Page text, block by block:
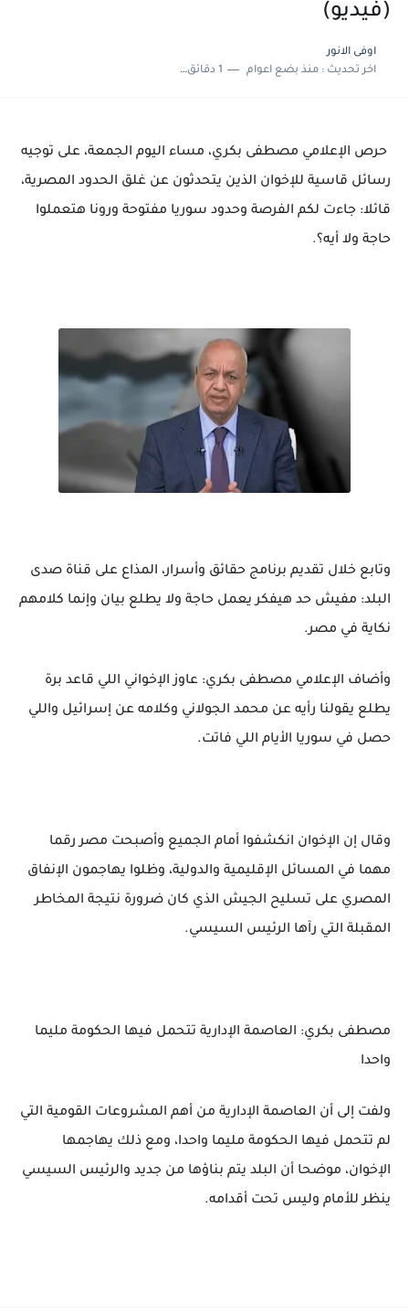
(فيديو)
اوفى الانور
اخر تحديث :منذ بضع اعوام 1 دقائق للقراءة
حرص الإعلامي مصطفى بكري، مساء اليوم الجمعة، على توجيه
رسائل قاسية للإخوان الذين يتحدثون عن غلق الحدود المصرية،
قائلا: جاءت لكم الفرصة وحدود سوريا مفتوحة ورونا هتعملوا
حاجة ولا أيه؟.
وتابع خلال تقديم برنامج حقائق وأسرار، المذاع على قناة صدى
البلد: مفيش حد هيفكر يعمل حاجة ولا يطلع بيان وإنما كلامهم
نكاية في مصر.
وأضاف الإعلامي مصطفى بكري: عاوز الإخواني اللي قاعد برة
يطلع يقولنا رأيه عن محمد الجولاني وكلامه عن إسرائيل واللي
حصل في سوريا الأيام اللي فاتت.
وقال إن الإخوان انكشفوا أمام الجميع وأصبحت مصر رقما
مهما في المسائل الإقليمية والدولية، وظلوا يهاجمون الإنفاق
المصري على تسليح الجيش الذي كان ضرورة نتيجة المخاطر
المقبلة التي رآها الرئيس السيسي.
مصطفى بكري: العاصمة الإدارية تتحمل فيها الحكومة مليما
واحدا
ولفت إلى أن العاصمة الإدارية من أهم المشروعات القومية التي
لم تتحمل فيها الحكومة مليما واحدا، ومع ذلك يهاجمها
الإخوان، موضحا أن البلد يتم بناؤها من جديد والرئيس السيسي
ينظر للأمام وليس تحت أقدامه.